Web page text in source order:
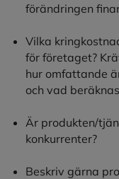
förändringen
Vilka
för företaget?
hur omfattande
och vad
Är produkten/
konkurrenter?
Beskriv gärna